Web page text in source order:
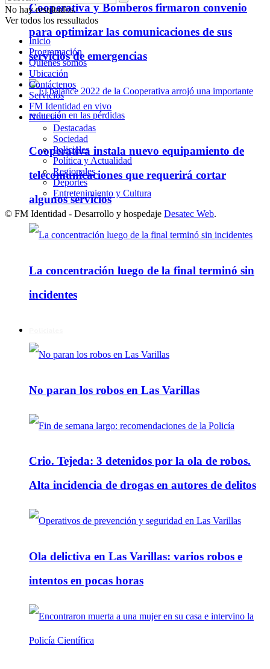
Cooperativa y Bomberos firmaron convenio
para optimizar las comunicaciones de sus
servicios de emergencias
Cooperativa instala nuevo equipamiento de
telecomunicaciones que requerirá cortar
algunos servicios
La concentración luego de la final terminó sin
incidentes
No paran los robos en Las Varillas
Crio. Tejeda: 3 detenidos por la ola de robos.
Alta incidencia de drogas en autores de delitos
Ola delictiva en Las Varillas: varios robos e
intentos en pocas horas
No hay resultados.
Ver todos los ressultados
Inicio
Programación
Quienes somos
Ubicación
Contáctenos
Servicios
FM Identidad en vivo
Noticias
Destacadas
Sociedad
Policiales
Política y Actualidad
Regionales
Deportes
Entretenimiento y Cultura
© FM Identidad - Desarrollo y hospedaje Desatec Web.